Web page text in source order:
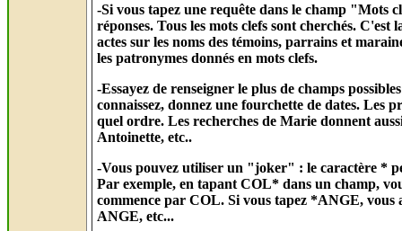
-Si vous tapez une requête dans le champ "Mots
réponses. Tous les mots clefs sont cherchés. C'est
actes sur les noms des témoins, parrains et
les patronymes donnés en mots clefs.
-Essayez de renseigner le plus de champs
connaissez, donnez une fourchette de dates. Les
quel ordre. Les recherches de Marie donnent
Antoinette, etc..
-Vous pouvez utiliser un "joker" : le caractère *
Par exemple, en tapant COL* dans un champ,
commence par COL. Si vous tapez *ANGE, vous
ANGE, etc...